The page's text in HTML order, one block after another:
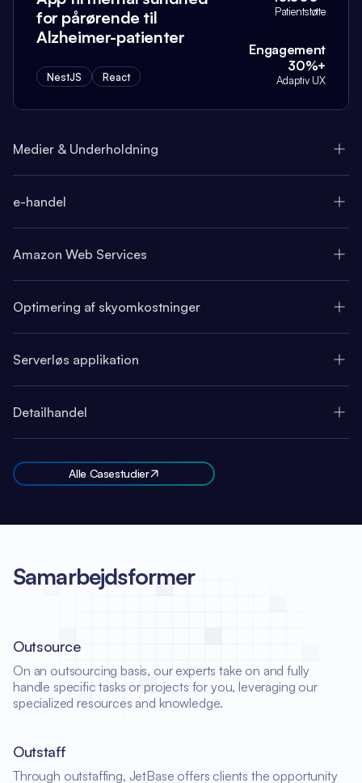
for pårørende til
Alzheimer-patienter
NestJS React
Patientstøtte
Engagement
30%+
Adaptiv UX
Medier & Underholdning
e-handel
Amazon Web Services
Optimering af skyomkostninger
Serverløs applikation
Detailhandel
Alle Casestudier
Samarbejdsformer
Outsource
On an outsourcing basis, our experts take on and fully
handle specific tasks or projects for you, leveraging our
specialized resources and knowledge.
Outstaff
Through outstaffing, JetBase offers clients the opportunity